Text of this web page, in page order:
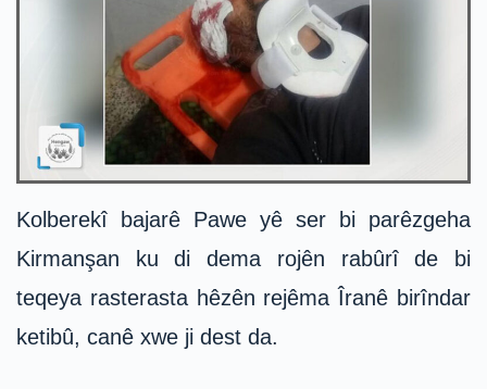
Kolberekî bajarê Pawe yê ser bi parêzgeha
Kirmanşan ku di dema rojên rabûrî de bi
teqeya rasterasta hêzên rejêma Îranê birîndar
ketibû, canê xwe ji dest da.